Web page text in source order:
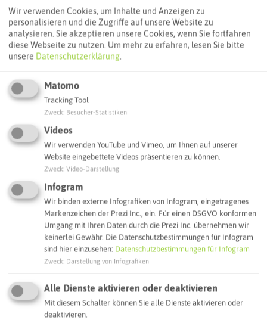
ÖPNV-Route finden
Autoroute finden
ATTRAKTIONEN IN DER UMGEBUNG
Was ihr hier noch erleben könnt
GLADBECK
Stolperstein Rachel Gelobter
Wir verwenden Cookies, um Inhalte und Anzeigen zu
personalisieren und die Zugriffe auf unsere Website zu
analysieren. Sie akzeptieren unsere Cookies, wenn Sie fortfahren
diese Webseite zu nutzen. Um mehr zu erfahren, lesen Sie bitte
unsere Datenschutzerklärung.
Matomo
Tracking Tool
Zweck Besucher-Statistiken
Videos
Wir verwenden YouTube und Vimeo, um Ihnen auf unserer
Website eingebettete Videos präsentieren zu können.
Zweck Video-Darstellung
Infogram
Wir binden externe Infografiken von Infogram, eingetragenes
Markenzeichen der Prezi Inc., ein. Für einen DSGVO konformen
Umgang mit Ihren Daten durch die Prezi Inc. übernehmen wir
keinerlei Gewähr. Die Datenschutzbestimmungen für Infogram
sind hier einzusehen: Datenschutzbestimmungen für Infogram
Zweck Darstellung von Infografiken
Alle Dienste aktivieren oder deaktivieren
Mit diesem Schalter können Sie alle Dienste aktivieren oder
deaktivieren.